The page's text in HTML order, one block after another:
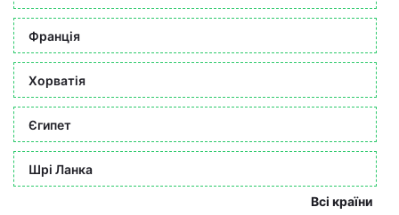
Франція
Хорватія
Єгипет
Шрі Ланка
Всі країни